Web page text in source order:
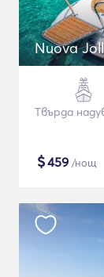
Nuova
Твърда
$459 /нощ